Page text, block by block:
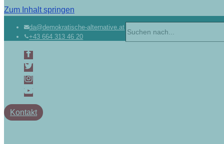
Zum Inhalt springen
da@demokratische-alternative.at
+43 664 313 46 20
Kontakt